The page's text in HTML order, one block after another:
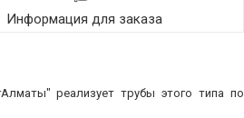
Информация для заказа
реализует трубы этого типа по